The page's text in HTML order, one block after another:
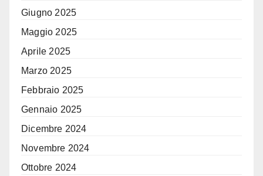
Giugno 2025
Maggio 2025
Aprile 2025
Marzo 2025
Febbraio 2025
Gennaio 2025
Dicembre 2024
Novembre 2024
Ottobre 2024